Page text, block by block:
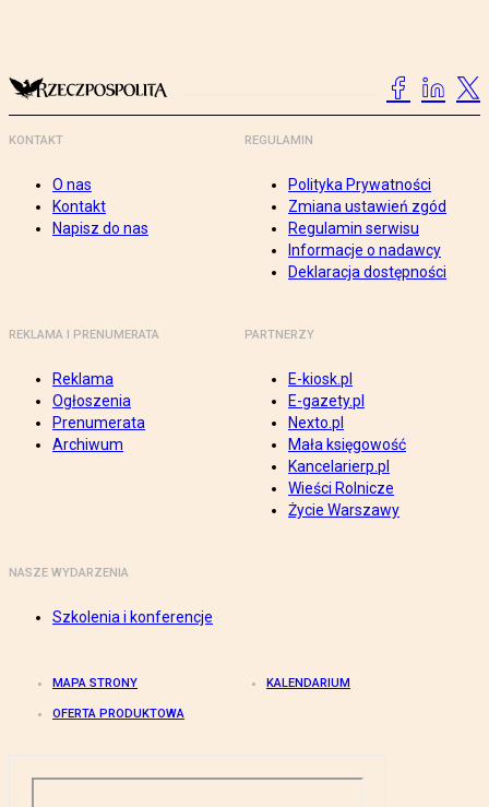
KONTAKT
O nas
Kontakt
Napisz do nas
REGULAMIN
Polityka Prywatności
Zmiana ustawień zgód
Regulamin serwisu
Informacje o nadawcy
Deklaracja dostępności
REKLAMA I PRENUMERATA
Reklama
Ogłoszenia
Prenumerata
Archiwum
PARTNERZY
E-kiosk.pl
E-gazety.pl
Nexto.pl
Mała księgowość
Kancelarierp.pl
Wieści Rolnicze
Życie Warszawy
NASZE WYDARZENIA
Szkolenia i konferencje
MAPA STRONY KALENDARIUM
OFERTA PRODUKTOWA